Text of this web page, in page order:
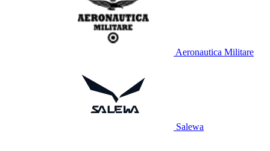
Aeronautica Militare
Salewa